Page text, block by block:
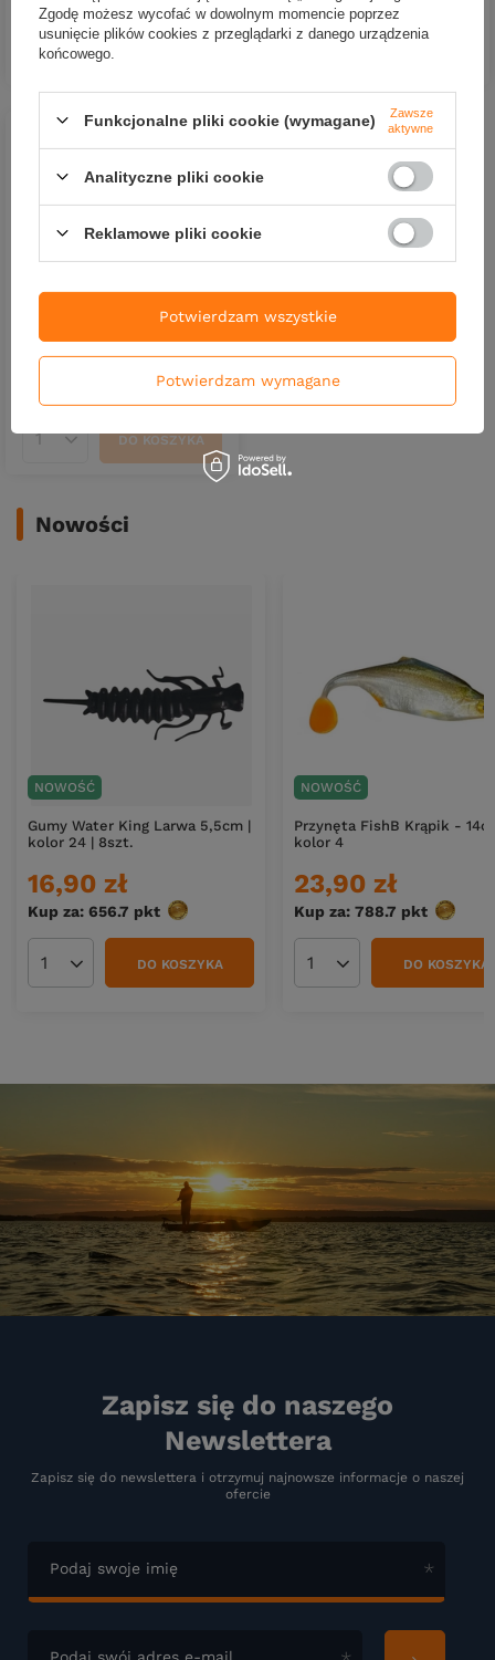
Ilość produktówDO KOSZYKA
cm | 003 - Blue Pearl | 12
21,90 zł
PKT punktów
Ilość produktówDO KOSZYKA
Nowości
NOWOŚĆ
Gumy Water King Larwa 5,5cm |
kolor 24 | 8szt.
16,90 zł
Kup za: 656.7 pkt punktów
Ilość produktówDO KOSZYKA
NOWOŚĆ
Przynęta FishB Krąpik -
kolor 4
23,90 zł
Kup za: 788.7 pkt
Ilość produktówDO KOSZYKA
Zapisz się do naszego
Newslettera
Zapisz się do newslettera i otrzymuj najnowsze informacje o naszej
ofercie
Podaj swoje imię
Zgodę możesz wycofać w dowolnym momencie poprzez
usunięcie plików cookies z przeglądarki z danego urządzenia
końcowego.
Funkcjonalne pliki cookie (wymagane)
Zawsze
aktywne
Analityczne pliki cookie
Reklamowe pliki cookie
Potwierdzam wymagane
Potwierdzam wszystkie